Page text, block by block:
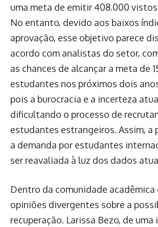
uma meta de emitir 408.000
No entanto, devido aos baixos
aprovação, esse objetivo parece
acordo com analistas do setor,
as chances de alcançar a meta de
estudantes nos próximos dois
pois a burocracia e a incerteza
dificultando o processo de
estudantes estrangeiros. Assim, a
a demanda por estudantes
ser reavaliada à luz dos dados
Dentro da comunidade acadêmica
opiniões divergentes sobre a
recuperação. Larissa Bezo, de